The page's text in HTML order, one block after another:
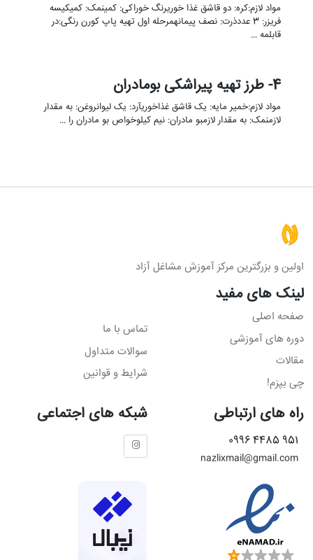
مواد لازم:کره: دو قاشق غذا خوریرنگ خوراکی: کمینمک: کمیکیسه
فریزر: 3 عددذرت: نصف پیمانهمرحله اول تهیه پاپ کورن رنگی:در
قابلمه …
4- طرز تهیه پیراشکی بومادران
مواد لازم:خمیر مایه: یک قاشق غذاخوریآرد: یک لیوانروغن: به مقدار
لازمنمک: به مقدار لازمبو مادران: نیم کیلوخواص بو مادران را …
اولین و بزرگترین مرکز آموزش مشاغل آزاد
لینک های مفید
صفحه اصلی
دوره های آموزشی
مقالات
چی بپزم!
تماس با ما
سوالات متداول
شرایط و قوانین
راه های ارتباطی
951 4485 0996
nazlixmail@gmail.com
شبکه های اجتماعی